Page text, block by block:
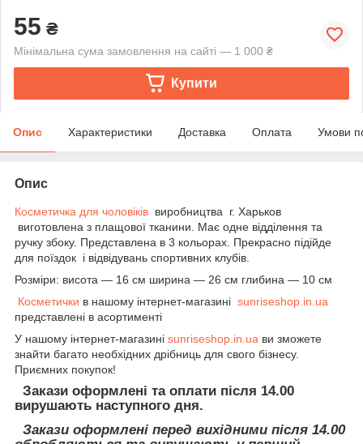
55 ₴
Мінімальна сума замовлення на сайті — 1 000 ₴
Купити
Опис Характеристики Доставка Оплата Умови
Опис
Косметичка для чоловіків виробництва г. Харьков
виготовлена з плащової тканини. Має одне відділення та
ручку збоку. Представлена в 3 кольорах. Прекрасно підійде
для поїздок і відвідувань спортивних клубів.
Розміри: висота — 16 см ширина — 26 см глибина — 10 см
Косметички в нашому інтернет-магазині sunriseshop.in.ua
представлені в асортименті
У нашому інтернет-магазині sunriseshop.in.ua ви зможете
знайти багато необхідних дрібниць для свого бізнесу.
Приємних покупок!
Закази оформлені та оплати після 14.00
вирушають наступного дня.
Закази оформлені перед вихідними після 14.00